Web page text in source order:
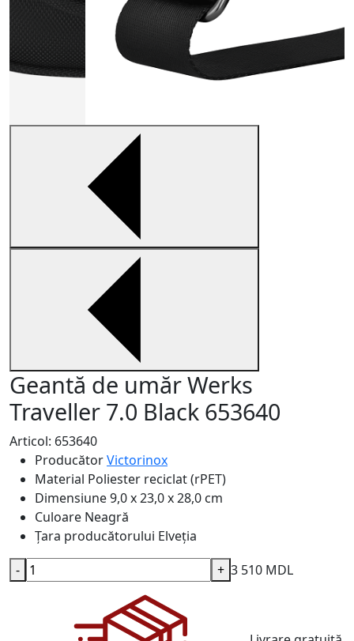
Geantă de umăr Werks
Traveller 7.0 Black 653640
Articol: 653640
ProducătorVictorinox
Material Poliester reciclat (rPET)
Dimensiune9,0 x 23,0 x 28,0 cm
Culoare Neagră
Țara producătorului Elveția
3 510 MDL
- +